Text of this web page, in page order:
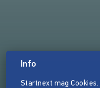
Info
Startnext mag